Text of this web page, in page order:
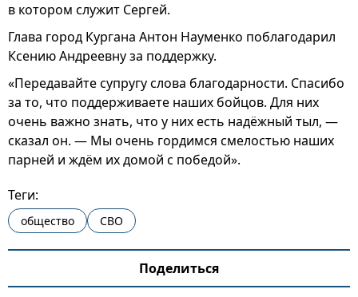
в котором служит Сергей.
Глава город Кургана Антон Науменко поблагодарил
Ксению Андреевну за поддержку.
«Передавайте супругу слова благодарности. Спасибо
за то, что поддерживаете наших бойцов. Для них
очень важно знать, что у них есть надёжный тыл, —
сказал он. — Мы очень гордимся смелостью наших
парней и ждём их домой с победой».
Теги:
общество СВО
Поделиться